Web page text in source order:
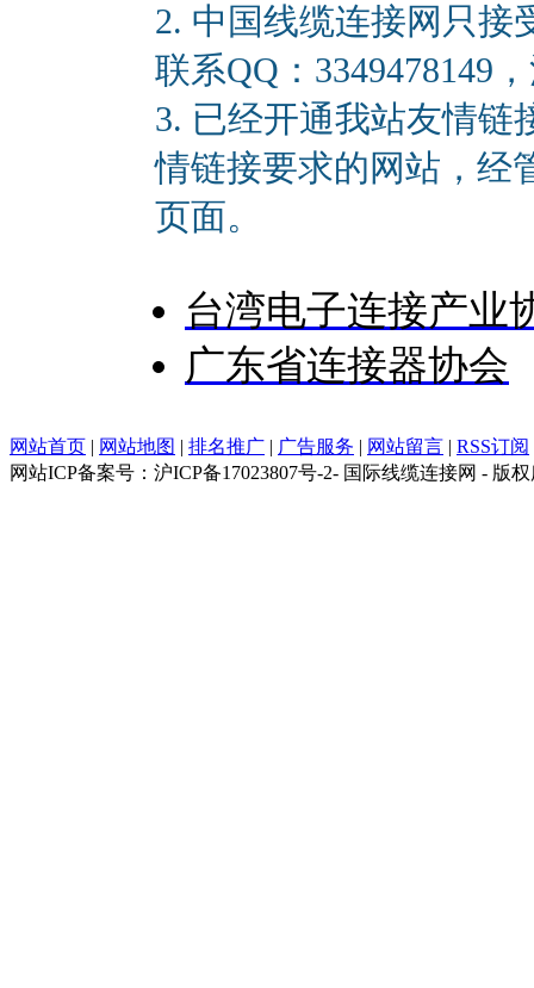
2. 中国线缆连接网只接
联系QQ：3349478149
3. 已经开通我站友情链
情链接要求的网站，经
页面。
台湾电子连接产业
广东省连接器协会
网站首页 | 网站地图 | 排名推广 | 广告服务 | 网站留言 | RSS订阅
网站ICP备案号：沪ICP备17023807号-2- 国际线缆连接网 - 版